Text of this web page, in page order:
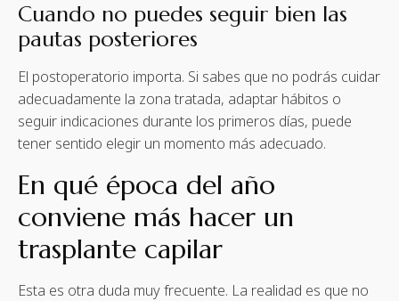
Cuando no puedes seguir bien las
pautas posteriores
El postoperatorio importa. Si sabes que no podrás cuidar
adecuadamente la zona tratada, adaptar hábitos o
seguir indicaciones durante los primeros días, puede
tener sentido elegir un momento más adecuado.
En qué época del año
conviene más hacer un
trasplante capilar
Esta es otra duda muy frecuente. La realidad es que no